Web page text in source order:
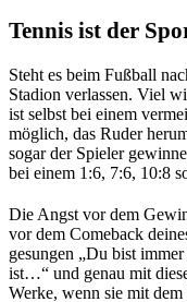
Tennis ist der
Steht es beim Fußball
Stadion verlassen. Viel
ist selbst bei einem
möglich, das Ruder
sogar der Spieler
bei einem 1:6, 7:6, 10:8
Die Angst vor dem
vor dem Comeback
gesungen „Du bist
ist…“ und genau mit
Werke, wenn sie mit